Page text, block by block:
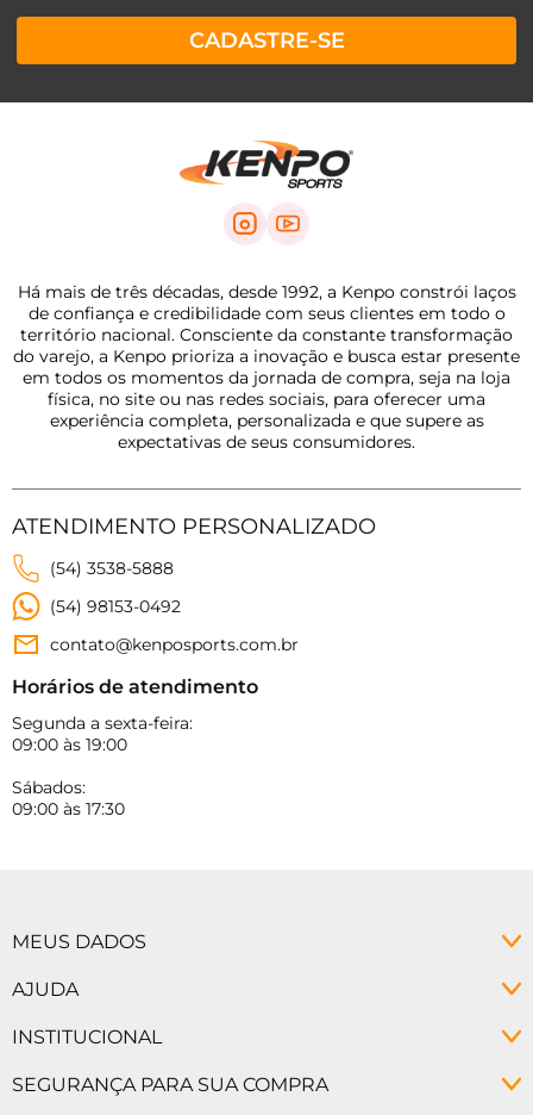
CADASTRE-SE
Há mais de três décadas, desde 1992, a Kenpo constrói laços
de confiança e credibilidade com seus clientes em todo o
território nacional. Consciente da constante transformação
do varejo, a Kenpo prioriza a inovação e busca estar presente
em todos os momentos da jornada de compra, seja na loja
física, no site ou nas redes sociais, para oferecer uma
experiência completa, personalizada e que supere as
expectativas de seus consumidores.
ATENDIMENTO PERSONALIZADO
(54) 3538-5888
(54) 98153-0492
contato@kenposports.com.br
Horários de atendimento
Segunda a sexta-feira:
09:00 às 19:00
Sábados:
09:00 às 17:30
MEUS DADOS
Alterar senha
AJUDA
Prazo de Entrega
INSTITUCIONAL
SEGURANÇA PARA SUA COMPRA